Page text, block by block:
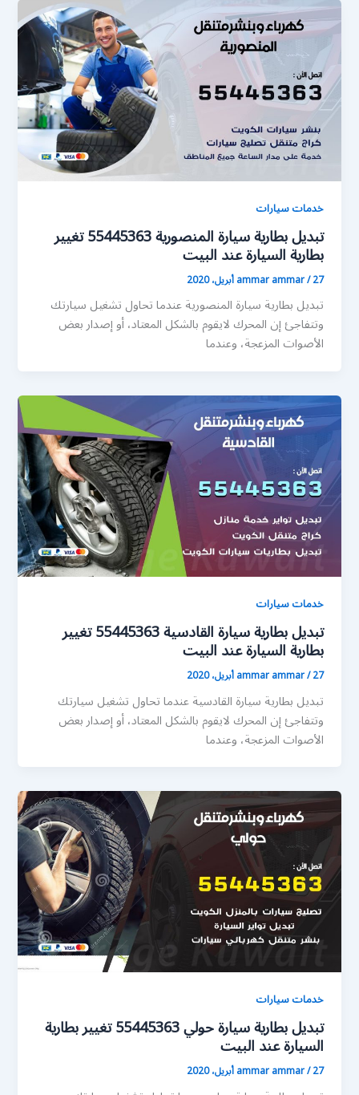
خدمات سيارات
تبديل بطارية سيارة المنصورية 55445363 تغيير
بطارية السيارة عند البيت
ammar ammar/27 أبريل، 2020
تبديل بطارية سيارة المنصورية عندما تحاول تشغيل سيارتك
وتتفاجئ إن المحرك لايقوم بالشكل المعتاد، أو إصدار بعض
الأصوات المزعجة، وعندما
خدمات سيارات
تبديل بطارية سيارة القادسية 55445363 تغيير
بطارية السيارة عند البيت
ammar ammar/27 أبريل، 2020
تبديل بطارية سيارة القادسية عندما تحاول تشغيل سيارتك
وتتفاجئ إن المحرك لايقوم بالشكل المعتاد، أو إصدار بعض
الأصوات المزعجة، وعندما
خدمات سيارات
تبديل بطارية سيارة حولي 55445363 تغيير بطارية
السيارة عند البيت
ammar ammar/27 أبريل، 2020